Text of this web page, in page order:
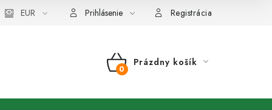
EUR Prihlásenie Registrácia
NÁKUPNÝ
Prázdny košík